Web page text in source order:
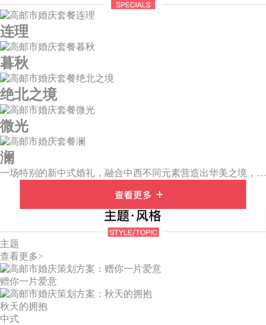
连理
暮秋
绝北之境
微光
澜
一场特别的新中式婚礼，融合中西不同元素营造出华美之境，有庄严浪漫的西式证婚，也有含蓄深情的中式感恩，从古典到现代，从前世到今生，爱，隽永铭刻。
主题
查看更多>
赠你一片爱意
秋天的拥抱
中式